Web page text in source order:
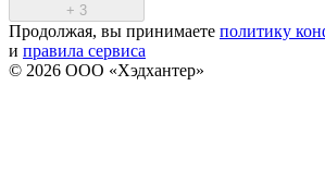
+ 3
Продолжая, вы принимаете политику
и правила сервиса
© 2026 ООО «Хэдхантер»